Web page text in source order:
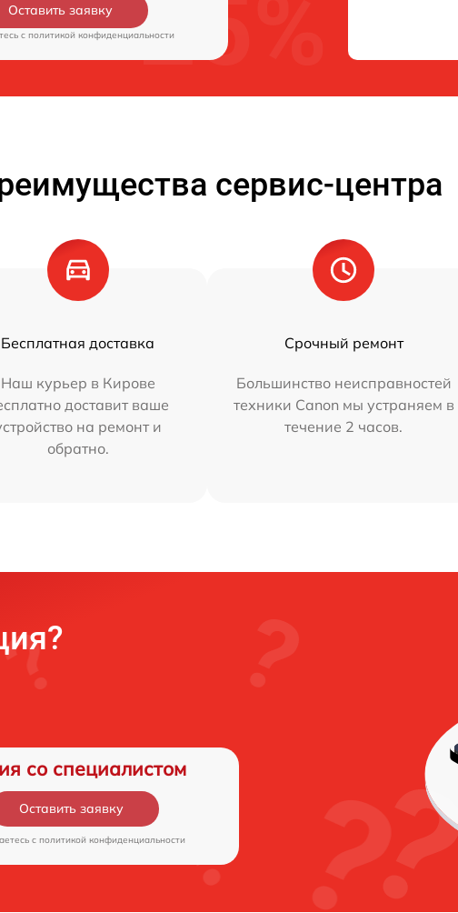
Оставить заявку
c политикой конфиденциальности
сервис-центра
Бесплатная доставка
Наш курьер в Кирове
доставит ваше
на ремонт и
обратно.
Срочный ремонт
Большинство неисправностей
техники Canon мы устраняем в
течение 2 часов.
со специалистом
Оставить заявку
c политикой конфиденциальности